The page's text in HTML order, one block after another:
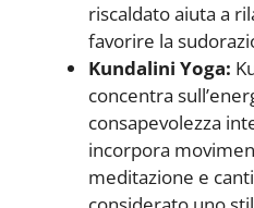
riscaldato aiuta a
favorire la
Kundalini Yoga:
concentra
consapevolezza
incorpora
meditazione e